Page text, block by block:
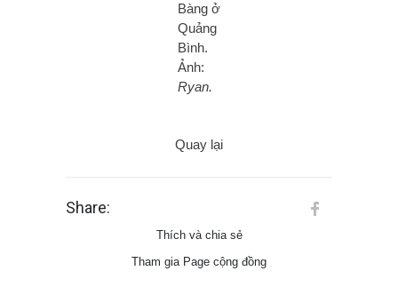
Bàng ở
Quảng
Bình.
Ảnh:
Ryan.
Quay lại
Share:
Thích và chia sẻ
Tham gia Page cộng đồng